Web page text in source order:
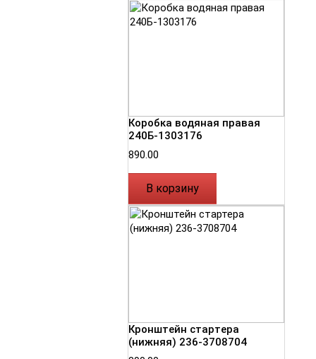
Коробка водяная правая
240Б-1303176
890.00
В корзину
Кронштейн стартера
(нижняя) 236-3708704